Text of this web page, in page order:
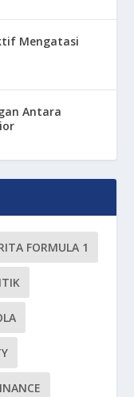
Mengatasi
Antara
FORMULA 1